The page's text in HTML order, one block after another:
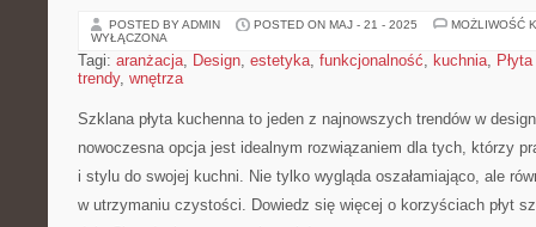
POSTED BY ADMIN POSTED ON MAJ - 21 - 2025
MOŻLIWOŚĆ
WYŁĄCZONA
Tagi: aranżacja, Design, estetyka, funkcjonalność, kuchnia,
trendy, wnętrza
Szklana płyta kuchenna to jeden⁤ z najnowszych trendów w
nowoczesna opcja jest⁣ idealnym rozwiązaniem dla tych, którzy
i stylu ‌do swojej kuchni. Nie tylko wygląda oszałamiająco,‌ ale
w⁤ utrzymaniu czystości. Dowiedz się ‍więcej o ‍korzyściach płyt